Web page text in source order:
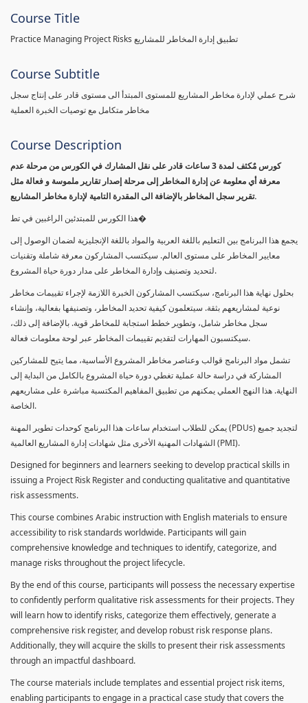
Course Title
Practice Managing Project Risks تطبيق إدارة المخاطر للمشاريع
Course Subtitle
شرح عملي لإدارة مخاطر المشاريع للمستوى المبتدأ الى مستوى قادر على إنتاج سجل
مخاطر متكامل مع توصيات الخبرة العملية
Course Description
كورس مٌكثف لمدة 3 ساعات قادر على نقل المشارك في الكورس من مرحلة عدم
معرفة أي معلومة عن إدارة المخاطر إلى مرحلة إصدار تقارير ملموسة و فعالة مثل
تقرير سجل المخاطر بالإضافة الى المقدرة التامية لإدارة مخاطر المشاريع.
هذا الكورس للمبتدئين الراغبين في تط�
يجمع هذا البرنامج بين التعليم باللغة العربية والمواد باللغة الإنجليزية لضمان الوصول إلى
معايير المخاطر على مستوى العالم. سيكتسب المشاركون معرفة شاملة وتقنيات
لتحديد وتصنيف وإدارة المخاطر على مدار دورة حياة المشروع.
بحلول نهاية هذا البرنامج، سيكتسب المشاركون الخبرة اللازمة لإجراء تقييمات مخاطر
نوعية لمشاريعهم بثقة. سيتعلمون كيفية تحديد المخاطر، وتصنيفها بفعالية، وإنشاء
سجل مخاطر شامل، وتطوير خطط استجابة للمخاطر قوية. بالإضافة إلى ذلك،
سيكتسبون المهارات لتقديم تقييمات المخاطر عبر لوحة معلومات فعالة.
تشمل مواد البرنامج قوالب وعناصر مخاطر المشروع الأساسية، مما يتيح للمشاركين
المشاركة في دراسة حالة عملية تغطي دورة حياة المشروع بالكامل من البداية إلى
النهاية. هذا النهج العملي يمكنهم من تطبيق المفاهيم المكتسبة مباشرة على مشاريعهم
الخاصة.
يمكن للطلاب استخدام ساعات هذا البرنامج كوحدات تطوير المهنة (PDUs) لتجديد جميع
الشهادات المهنية الأخرى مثل شهادات إدارة المشاريع العالمية (PMI).
Designed for beginners and learners seeking to develop practical skills in
issuing a Project Risk Register and conducting qualitative and quantitative
risk assessments.
This course combines Arabic instruction with English materials to ensure
accessibility to risk standards worldwide. Participants will gain
comprehensive knowledge and techniques to identify, categorize, and
manage risks throughout the project lifecycle.
By the end of this course, participants will possess the necessary expertise
to confidently perform qualitative risk assessments for their projects. They
will learn how to identify risks, categorize them effectively, generate a
comprehensive risk register, and develop robust risk response plans.
Additionally, they will acquire the skills to present their risk assessments
through an impactful dashboard.
The course materials include templates and essential project risk items,
enabling participants to engage in a practical case study that covers the